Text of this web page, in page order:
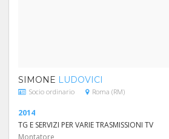
SIMONE LUDOVICI
Socio ordinario Roma (RM)
2014
TG E SERVIZI PER VARIE TRASMISSIONI TV
Montatore